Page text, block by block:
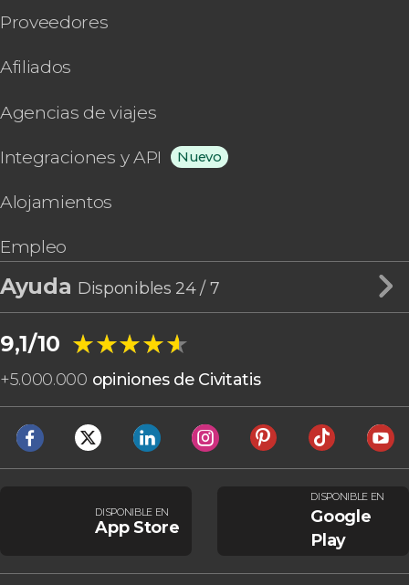
Proveedores
Afiliados
Agencias de viajes
Integraciones y API Nuevo
Alojamientos
Empleo
Ayuda Disponibles 24 / 7
9,1/10 ★★★★★
★★★★★
+5.000.000 opiniones de Civitatis
DISPONIBLE EN
App Store
DISPONIBLE EN
Google
Play